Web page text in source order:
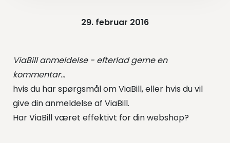
29. februar 2016
ViaBill anmeldelse - efterlad gerne en
kommentar...
hvis du har spørgsmål om ViaBill, eller hvis du vil
give din anmeldelse af ViaBill.
Har ViaBill været effektivt for din webshop?